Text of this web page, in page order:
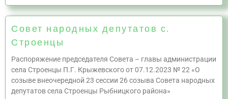
Совет народных депутатов с.
Строенцы
Распоряжение председателя Совета – главы администрации
села Строенцы П.Г. Крыжевского от 07.12.2023 № 22 «О
созыве внеочередной 23 сессии 26 созыва Совета народных
депутатов села Строенцы Рыбницкого района»